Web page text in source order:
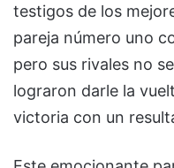
testigos de los
pareja número uno
pero sus rivales no
lograron darle la
victoria con un